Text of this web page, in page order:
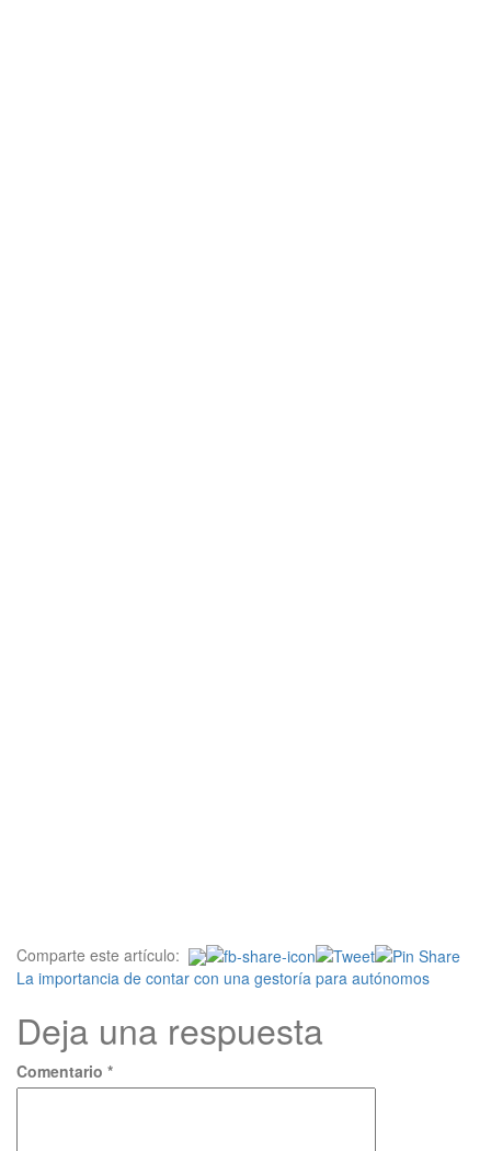
Comparte este artículo:
Navegación
de
entradas
La importancia de contar con una gestoría para autónomos
Deja una respuesta
Comentario *